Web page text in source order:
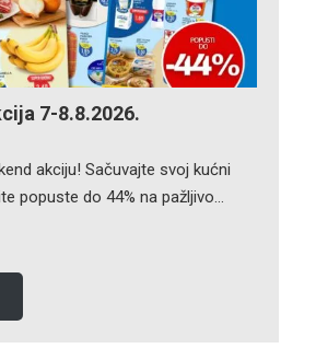
7-8.8.2026.
akciju! Sačuvajte svoj kućni
popuste do 44% na pažljivo…